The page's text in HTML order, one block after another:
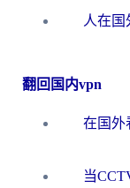
翻回国内vpn